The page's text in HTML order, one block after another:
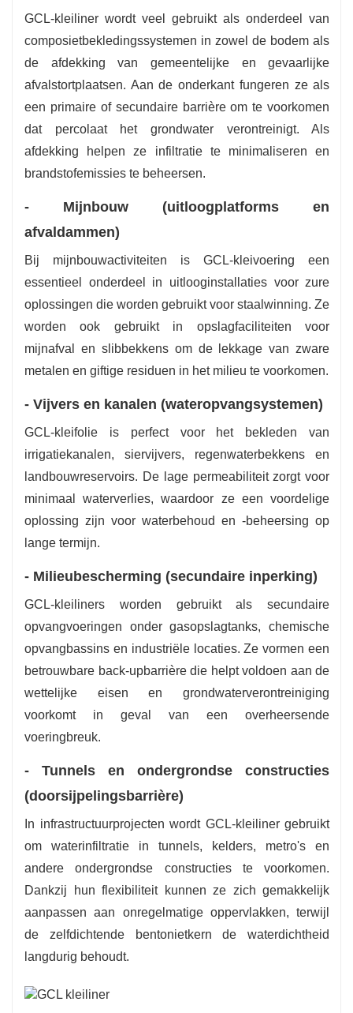
GCL-kleiliner wordt veel gebruikt als onderdeel van
composietbekledingssystemen in zowel de bodem als
de afdekking van gemeentelijke en gevaarlijke
afvalstortplaatsen. Aan de onderkant fungeren ze als
een primaire of secundaire barrière om te voorkomen
dat percolaat het grondwater verontreinigt. Als
afdekking helpen ze infiltratie te minimaliseren en
brandstofemissies te beheersen.
- Mijnbouw (uitloogplatforms en
afvaldammen)
Bij mijnbouwactiviteiten is GCL-kleivoering een
essentieel onderdeel in uitlooginstallaties voor zure
oplossingen die worden gebruikt voor staalwinning. Ze
worden ook gebruikt in opslagfaciliteiten voor
mijnafval en slibbekkens om de lekkage van zware
metalen en giftige residuen in het milieu te voorkomen.
- Vijvers en kanalen (wateropvangsystemen)
GCL-kleifolie is perfect voor het bekleden van
irrigatiekanalen, siervijvers, regenwaterbekkens en
landbouwreservoirs. De lage permeabiliteit zorgt voor
minimaal waterverlies, waardoor ze een voordelige
oplossing zijn voor waterbehoud en -beheersing op
lange termijn.
- Milieubescherming (secundaire inperking)
GCL-kleiliners worden gebruikt als secundaire
opvangvoeringen onder gasopslagtanks, chemische
opvangbassins en industriële locaties. Ze vormen een
betrouwbare back-upbarrière die helpt voldoen aan de
wettelijke eisen en grondwaterverontreiniging
voorkomt in geval van een overheersende
voeringbreuk.
- Tunnels en ondergrondse constructies
(doorsijpelingsbarrière)
In infrastructuurprojecten wordt GCL-kleiliner gebruikt
om waterinfiltratie in tunnels, kelders, metro's en
andere ondergrondse constructies te voorkomen.
Dankzij hun flexibiliteit kunnen ze zich gemakkelijk
aanpassen aan onregelmatige oppervlakken, terwijl
de zelfdichtende bentonietkern de waterdichtheid
langdurig behoudt.